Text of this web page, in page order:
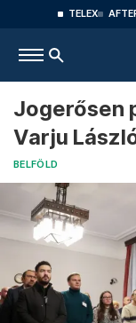
TELEX
Jogerősen
Varju
BELFÖLD